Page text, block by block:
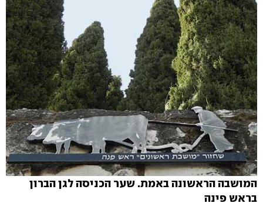
המושבה הראשונה באמת. שער הכניסה לגן הברון
בראש פינה